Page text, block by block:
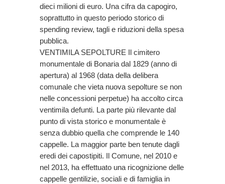
dieci milioni di euro. Una cifra da capogiro,
soprattutto in questo periodo storico di
spending review, tagli e riduzioni della spesa
pubblica.
VENTIMILA SEPOLTURE Il cimitero
monumentale di Bonaria dal 1829 (anno di
apertura) al 1968 (data della delibera
comunale che vieta nuova sepolture se non
nelle concessioni perpetue) ha accolto circa
ventimila defunti. La parte più rilevante dal
punto di vista storico e monumentale è
senza dubbio quella che comprende le 140
cappelle. La maggior parte ben tenute dagli
eredi dei capostipiti. Il Comune, nel 2010 e
nel 2013, ha effettuato una ricognizione delle
cappelle gentilizie, sociali e di famiglia in